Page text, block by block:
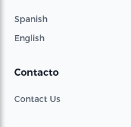
Spanish
English
Contacto
Contact Us